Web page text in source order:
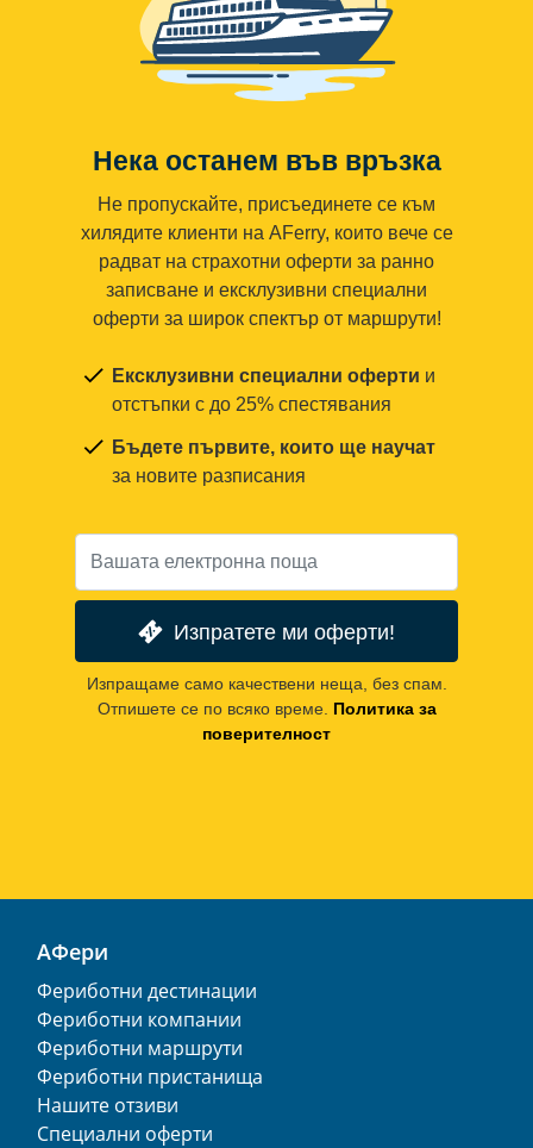
Нека останем във връзка
Не пропускайте, присъединете се към
хилядите клиенти на AFerry, които вече се
радват на страхотни оферти за ранно
записване и ексклузивни специални
оферти за широк спектър от маршрути!
Ексклузивни специални оферти и
отстъпки с до 25% спестявания
Бъдете първите, които ще научат
за новите разписания
Изпратете ми оферти!
Изпращаме само качествени неща, без спам.
Отпишете се по всяко време. Политика за
поверителност
АФери
Фериботни дестинации
Фериботни компании
Фериботни маршрути
Фериботни пристанища
Нашите отзиви
Специални оферти